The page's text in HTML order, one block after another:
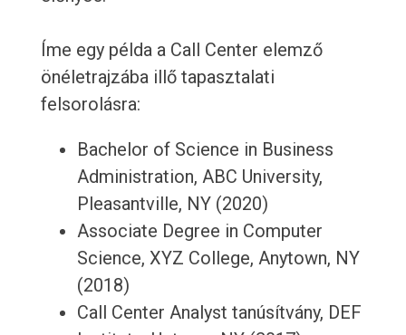
Íme egy példa a Call Center elemző
önéletrajzába illő tapasztalati
felsorolásra:
Bachelor of Science in Business
Administration, ABC University,
Pleasantville, NY (2020)
Associate Degree in Computer
Science, XYZ College, Anytown, NY
(2018)
Call Center Analyst tanúsítvány, DEF